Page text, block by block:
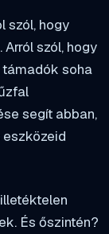
szól, hogy
szól, hogy
támadók soha
segít abban,
És őszintén?